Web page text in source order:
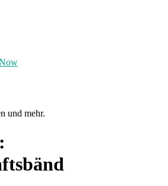
und mehr.